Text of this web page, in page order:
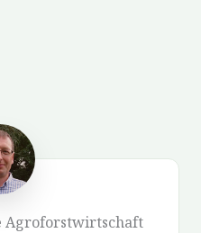
Agroforstwirtschaft